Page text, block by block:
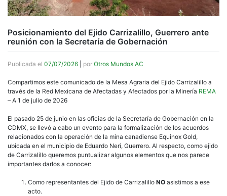
Posicionamiento del Ejido Carrizalillo, Guerrero ante
reunión con la Secretaría de Gobernación
Publicada el 07/07/2026 por Otros Mundos AC
Compartimos este comunicado de la Mesa Agraria del Ejido Carrizalillo a
través de la Red Mexicana de Afectadas y Afectados por la Minería REMA
– A 1 de julio de 2026
El pasado 25 de junio en las oficias de la Secretaría de Gobernación en la
CDMX, se llevó a cabo un evento para la formalización de los acuerdos
relacionados con la operación de la mina canadiense Equinox Gold,
ubicada en el municipio de Eduardo Neri, Guerrero. Al respecto, como ejido
de Carrizalillo queremos puntualizar algunos elementos que nos parece
importantes darlos a conocer:
Como representantes del Ejido de Carrizalillo NO asistimos a ese
acto.